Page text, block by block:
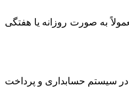
به صورت روزانه یا هفتگی
در سیستم حسابداری و پرداخت